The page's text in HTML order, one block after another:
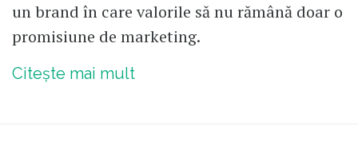
un brand în care valorile să nu rămână doar o
promisiune de marketing.
Citește mai mult